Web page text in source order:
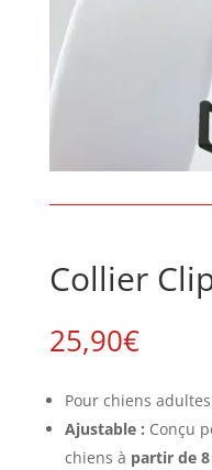
Collier
25,90€
Pour chiens
Ajustable : Conçu
chiens à partir de 8